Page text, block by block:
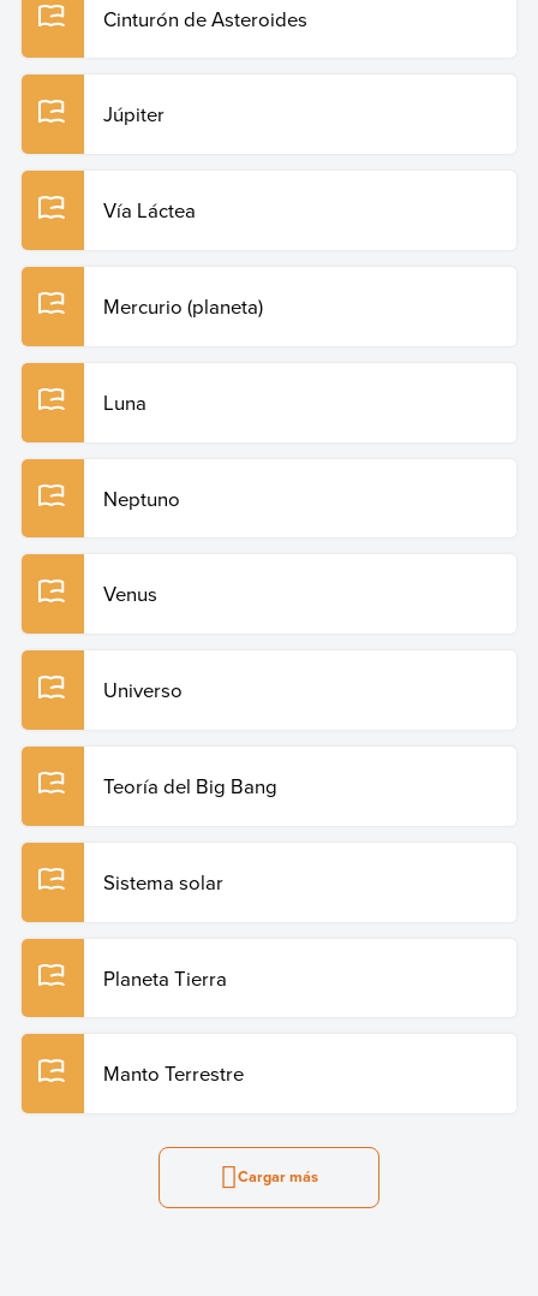
Cinturón de Asteroides
Júpiter
Vía Láctea
Mercurio (planeta)
Luna
Neptuno
Venus
Universo
Teoría del Big Bang
Sistema solar
Planeta Tierra
Manto Terrestre
Cargar más